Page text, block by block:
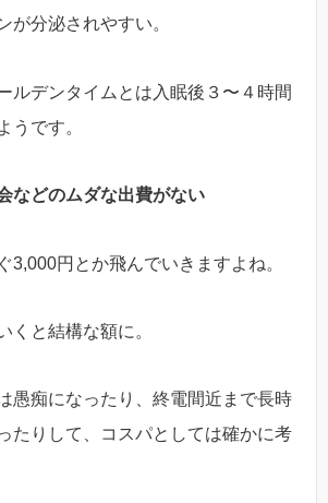
が分泌されやすい。
ルデンタイムとは入眠後３〜４時間
うです。
などのムダな出費がない
3,000円とか飛んでいきますよね。
くと結構な額に。
愚痴になったり、終電間近まで長時
たりして、コスパとしては確かに考